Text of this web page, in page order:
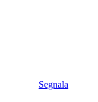
Segnala